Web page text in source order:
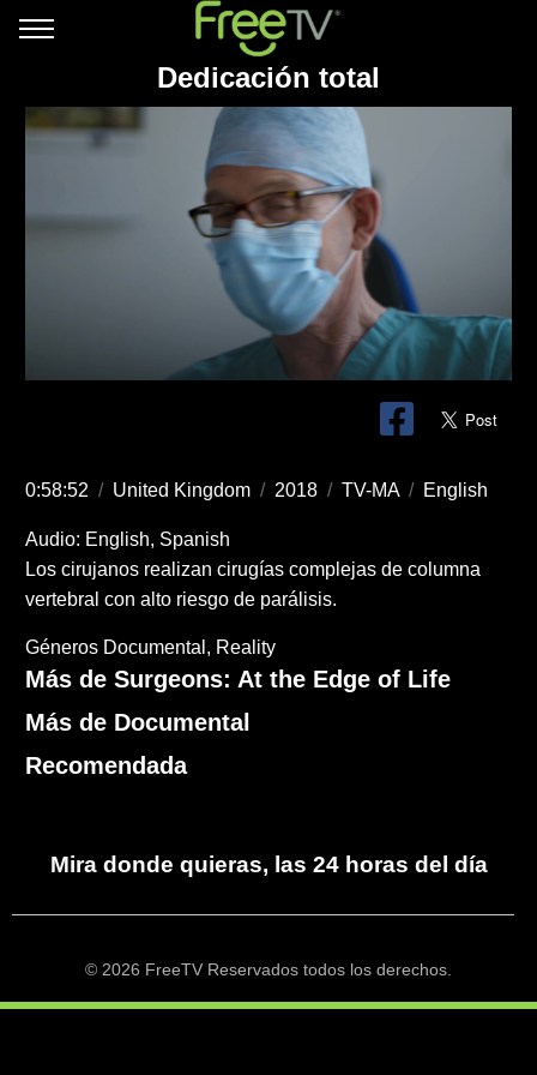
Dedicación total
0:58:52 / United Kingdom / 2018 / TV-MA / English
Audio: English, Spanish
Los cirujanos realizan cirugías complejas de columna
vertebral con alto riesgo de parálisis.
Géneros Documental Reality
Más de Surgeons: At the Edge of Life
Más de Documental
Recomendada
Mira donde quieras, las 24 horas del día
© 2026 FreeTV Reservados todos los derechos.